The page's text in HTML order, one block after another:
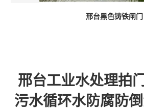
邢台黑色铸铁闸门
邢台工业水处理拍
污水循环水防腐防